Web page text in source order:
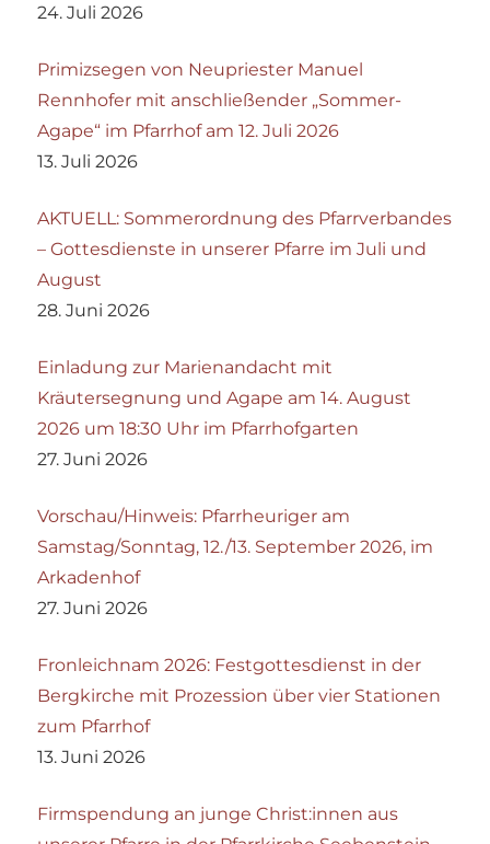
24. Juli 2026
Primizsegen von Neupriester Manuel
Rennhofer mit anschließender „Sommer-
Agape“ im Pfarrhof am 12. Juli 2026
13. Juli 2026
AKTUELL: Sommerordnung des Pfarrverbandes
– Gottesdienste in unserer Pfarre im Juli und
August
28. Juni 2026
Einladung zur Marienandacht mit
Kräutersegnung und Agape am 14. August
2026 um 18:30 Uhr im Pfarrhofgarten
27. Juni 2026
Vorschau/Hinweis: Pfarrheuriger am
Samstag/Sonntag, 12./13. September 2026, im
Arkadenhof
27. Juni 2026
Fronleichnam 2026: Festgottesdienst in der
Bergkirche mit Prozession über vier Stationen
zum Pfarrhof
13. Juni 2026
Firmspendung an junge Christ:innen aus